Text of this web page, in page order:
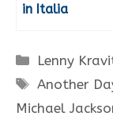
in Italia
Categorie
Lenny
Tag
Another
Michael